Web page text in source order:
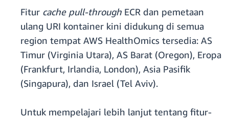
Fitur cache pull-through ECR dan pemetaan
ulang URI kontainer kini didukung di semua
region tempat AWS HealthOmics tersedia: AS
Timur (Virginia Utara), AS Barat (Oregon), Eropa
(Frankfurt, Irlandia, London), Asia Pasifik
(Singapura), dan Israel (Tel Aviv).
Untuk mempelajari lebih lanjut tentang fitur-